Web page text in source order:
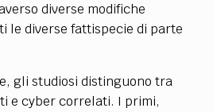
diverse modifiche
le diverse fattispecie di parte
gli studiosi distinguono tra
e cyber correlati. I primi,